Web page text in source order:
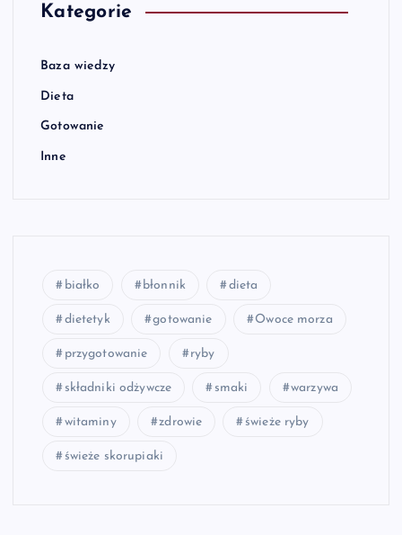
Kategorie
Baza wiedzy
Dieta
Gotowanie
Inne
białko błonnik dieta
dietetyk gotowanie Owoce morza
przygotowanie ryby
składniki odżywcze smaki warzywa
witaminy zdrowie świeże ryby
świeże skorupiaki